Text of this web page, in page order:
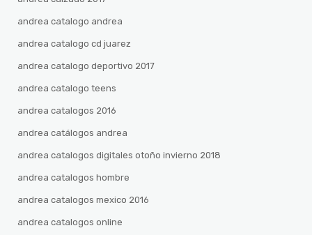
andrea catalogo andrea
andrea catalogo cd juarez
andrea catalogo deportivo 2017
andrea catalogo teens
andrea catalogos 2016
andrea catálogos andrea
andrea catalogos digitales otoño invierno 2018
andrea catalogos hombre
andrea catalogos mexico 2016
andrea catalogos online